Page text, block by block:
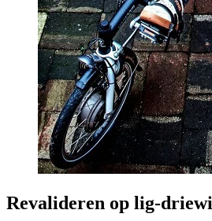
Revalideren op lig-